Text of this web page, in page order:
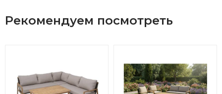
Рекомендуем посмотреть